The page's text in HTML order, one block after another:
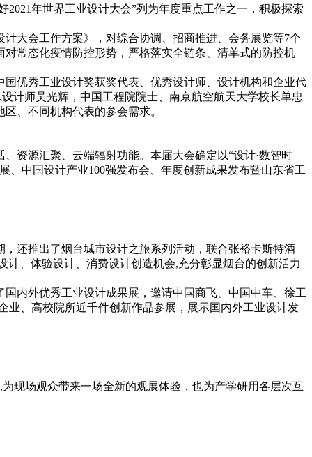
年世界工业设计大会”列为年度重点工作之一，积极探索
大会工作方案》，对综合协调、招商推进、会务展览等7个
常态化疫情防控形势，严格落实全链条、清单式的防控机
优秀工业设计奖获奖代表、优秀设计师、设计机构和企业代
计师吴光辉，中国工程院院士、南京航空航天大学校长单忠
、不同机构代表的参会需求。
资源汇聚、云端辐射功能。本届大会确定以“设计·数智时
、中国设计产业100强发布会、年度创新成果发布暨山东省工
还推出了烟台城市设计之旅系列活动，联合张裕卡斯特酒
、体验设计、消费设计创造机会,充分彰显烟台的创新活力
内外优秀工业设计成果展，邀请中国商飞、中国中车、徐工
业、高校院所近千件创新作品参展，展示国内外工业设计发
现场观众带来一场全新的观展体验，也为产学研用各层次互